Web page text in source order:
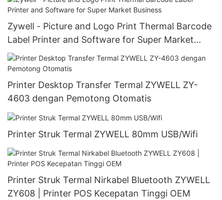
Zywell - Picture and Logo Print Thermal Barcode
Label Printer and Software for Super Market
Business
Printer Desktop Transfer Termal ZYWELL ZY-
4603 dengan Pemotong Otomatis
Printer Struk Termal ZYWELL 80mm USB/Wifi
Printer Struk Termal Nirkabel Bluetooth ZYWELL
ZY608 | Printer POS Kecepatan Tinggi OEM